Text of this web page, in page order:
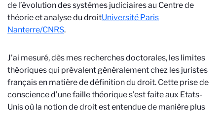
de l’évolution des systèmes judiciaires au Centre de
théorie et analyse du droitUniversité Paris
Nanterre/CNRS.
J’ai mesuré, dès mes recherches doctorales, les limites
théoriques qui prévalent généralement chez les juristes
français en matière de définition du droit. Cette prise de
conscience d’une faille théorique s’est faite aux Etats-
Unis où la notion de droit est entendue de manière plus